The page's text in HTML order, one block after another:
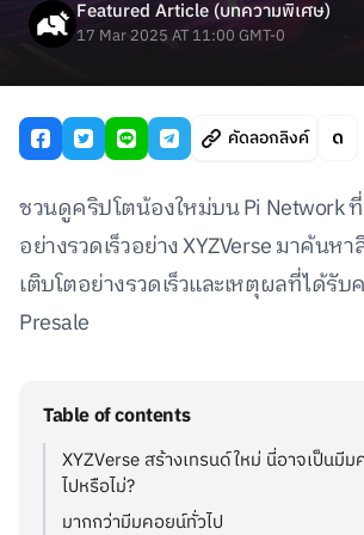
Featured Article (บทความพิเศษ)
17 Mar 2025 AT 11:00 GMT-0
คัดลอกลิงค์
ชวนดูคริปโตน้องใหม่บน Pi Network
อย่างรวดเร็วอย่าง XYZVerse มาค้นห
เติบโตอย่างรวดเร็วและเหตุผลที่ได้รับ
Presale
Table of contents
XYZVerse สร้างเทรนด์ใหม่ นี่อาจเป็นมี
ไปหรือไม่?
มากกว่ามีมคอยน์ทั่วไป